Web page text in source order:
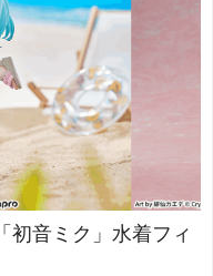
音ミク」水着フィ